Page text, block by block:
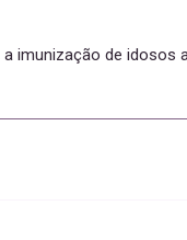
imunização de idosos